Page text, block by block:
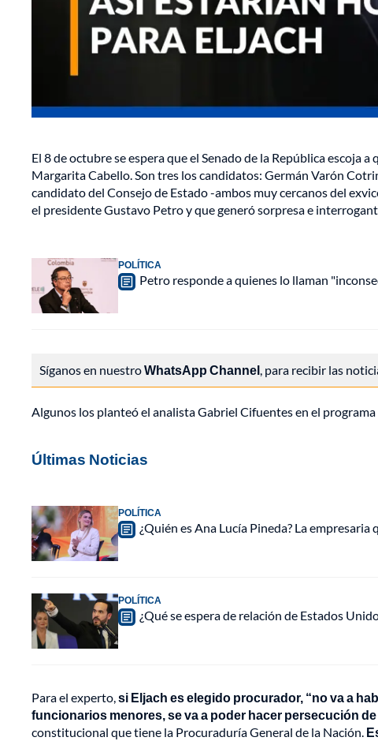
El 8 de octubre se espera que el Senado de la República escoja
Margarita Cabello. Son tres los candidatos: Germán Varón
candidato del Consejo de Estado -ambos muy cercanos del
el presidente Gustavo Petro y que generó sorpresa e
POLÍTICA
Petro responde a quienes lo llaman
Síganos en nuestroWhatsApp Channel, para recibir las
Algunos los planteó el analista Gabriel Cifuentes en el
Últimas Noticias
POLÍTICA
¿Quién es Ana Lucía Pineda? La
POLÍTICA
¿Qué se espera de relación de Estados
Para el experto,si Eljach es elegido procurador, “no va a
funcionarios menores, se va a poder hacer persecución
constitucional que tiene la Procuraduría General de la Nación.